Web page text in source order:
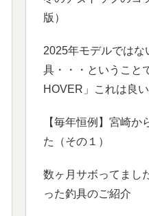
版）
2025年モデルではな
具・・・ということ
HOVER」これは良い
【毎年恒例】宮崎か
た（その１）
数ヶ月サボってまし
った釣具のご紹介